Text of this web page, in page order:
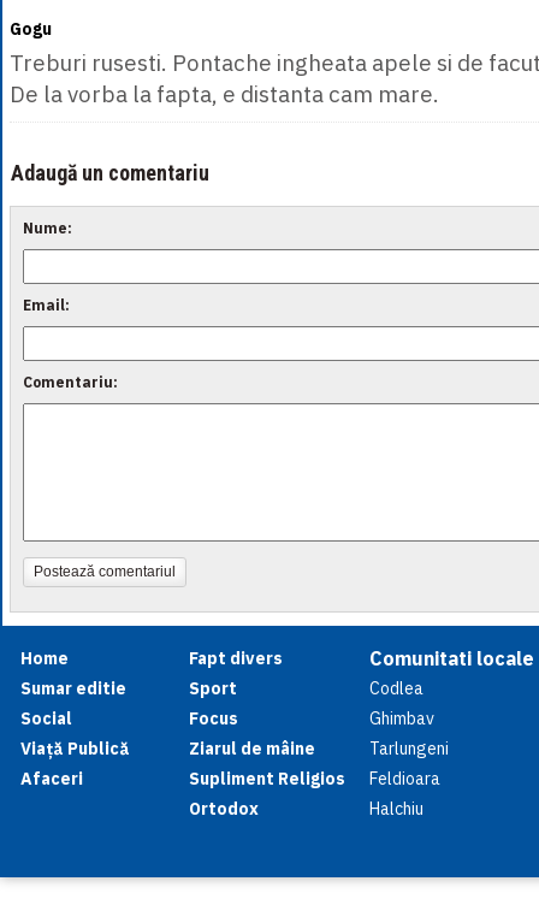
Gogu
Treburi rusesti. Pontache ingheata apele si de
De la vorba la fapta, e distanta cam mare.
Adaugă un comentariu
Nume:
Email:
Comentariu:
Postează comentariul
Home
Sumar editie
Social
Viață Publică
Afaceri
Fapt divers
Sport
Focus
Ziarul de mâine
Supliment Religios
Ortodox
Comunitati locale
Codlea
Ghimbav
Tarlungeni
Feldioara
Halchiu